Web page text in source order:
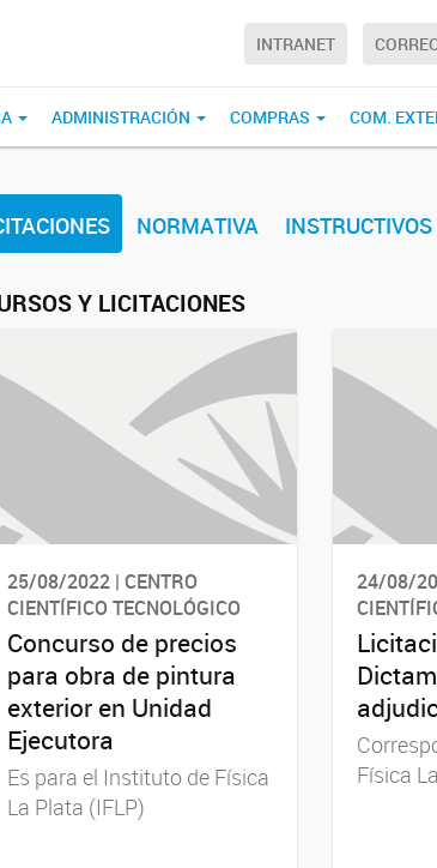
INTRANET
ADMINISTRACIÓN COMPRAS COM.
NORMATIVA INSTRUCTIVOS
Y LICITACIONES
25/08/2022 | CENTRO
CIENTÍFICO TECNOLÓGICO
Concurso de precios
para obra de pintura
exterior en Unidad
Ejecutora
Es para el Instituto de Física
La Plata (IFLP)
24/08/
Física